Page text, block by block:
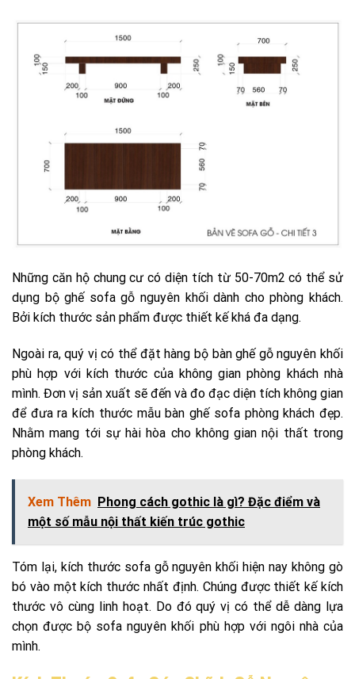
Những căn hộ chung cư có diện tích từ 50-70m2 có thể sử
dụng bộ ghế sofa gỗ nguyên khối dành cho phòng khách.
Bởi kích thước sản phẩm được thiết kế khá đa dạng.
Ngoài ra, quý vị có thể đặt hàng bộ bàn ghế gỗ nguyên khối
phù hợp với kích thước của không gian phòng khách nhà
mình. Đơn vị sản xuất sẽ đến và đo đạc diện tích không gian
để đưa ra kích thước mẫu bàn ghế sofa phòng khách đẹp.
Nhằm mang tới sự hài hòa cho không gian nội thất trong
phòng khách.
Xem Thêm Phong cách gothic là gì? Đặc điểm và
một số mẫu nội thất kiến trúc gothic
Tóm lại, kích thước sofa gỗ nguyên khối hiện nay không gò
bó vào một kích thước nhất định. Chúng được thiết kế kích
thước vô cùng linh hoạt. Do đó quý vị có thể dễ dàng lựa
chọn được bộ sofa nguyên khối phù hợp với ngôi nhà của
mình.